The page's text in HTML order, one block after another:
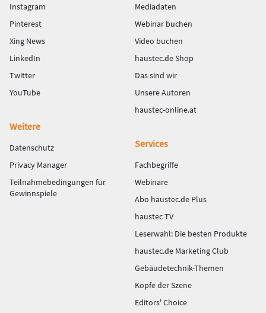
Instagram
Pinterest
Xing News
LinkedIn
Twitter
YouTube
Mediadaten
Webinar buchen
Video buchen
haustec.de Shop
Das sind wir
Unsere Autoren
haustec-online.at
Weitere
Datenschutz
Privacy Manager
Teilnahmebedingungen für
Gewinnspiele
Services
Fachbegriffe
Webinare
Abo haustec.de Plus
haustec TV
Leserwahl: Die besten Produkte
haustec.de Marketing Club
Gebäudetechnik-Themen
Köpfe der Szene
Editors' Choice